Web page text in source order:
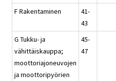
F Rakentaminen
41-
43
G Tukku- ja
vähittäiskauppa;
moottoriajoneuvojen
ja moottoripyörien
45-
47